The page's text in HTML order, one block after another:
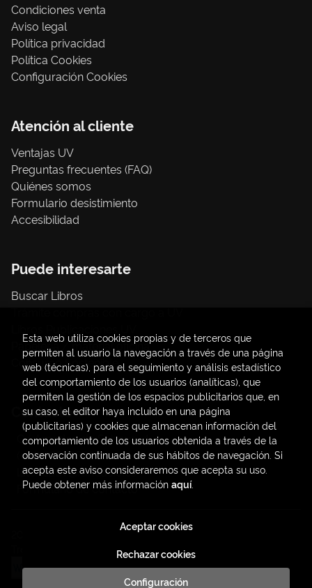
Condiciones venta
Aviso legal
Política privacidad
Política Cookies
Configuración Cookies
Atención al cliente
Ventajas UV
Preguntas frecuentes (FAQ)
Quiénes somos
Formulario desistimiento
Accesibilidad
Puede interesarte
Buscar Libros
Papelería / material oficina
Consumo Sostenible
Contacto
C/ Amadeo de Saboya, 4
(+34) 963828968
latendauv@fundacio.es
Formulario de contacto
. Todos los Derechos Reservados |
Esta web utiliza cookies propias y de terceros que
permiten al usuario la navegación a través de una página
web (técnicas), para el seguimiento y análisis estadístico
del comportamiento de los usuarios (analíticas), que
permiten la gestión de los espacios publicitarios que, en
su caso, el editor haya incluido en una página
(publicitarias) y cookies que almacenan información del
comportamiento de los usuarios obtenida a través de la
observación continuada de sus hábitos de navegación. Si
acepta este aviso consideraremos que acepta su uso.
Puede obtener más información aquí.
Configuración
Rechazar cookies
Aceptar cookies